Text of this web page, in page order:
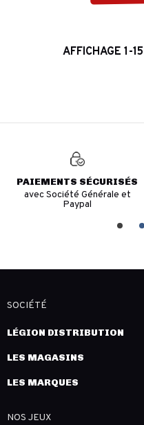
AFFICHAGE 1-
PAIEMENTS SÉCURISÉS
avec Société Générale et
Paypal
SOCIÉTÉ
LÉGION DISTRIBUTION
LES MAGASINS
LES MARQUES
NOS JEUX